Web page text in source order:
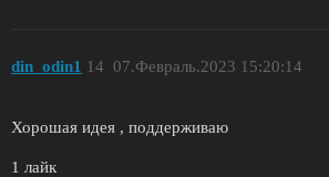
din_odin1 07.Февраль.2023 15:20:14
14
Хорошая идея , поддерживаю
1 лайк